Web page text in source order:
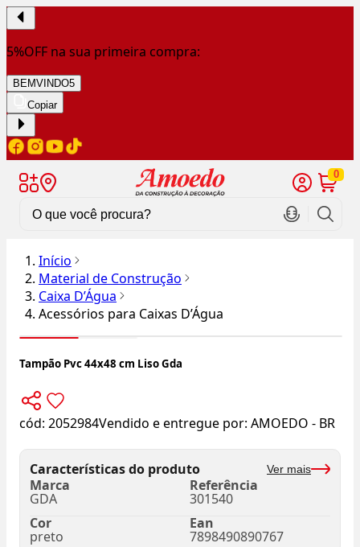
5%OFF na sua primeira compra:
BEMVINDO5
Copiar
0
Início
Material de Construção
Caixa D’Água
Acessórios para Caixas D’Água
Tampão Pvc 44x48 cm Liso Gda
cód: 2052984Vendido e entregue por: AMOEDO - BR
Características do produto Ver mais
Marca
GDA
Referência
301540
Cor
preto
Ean
7898490890767